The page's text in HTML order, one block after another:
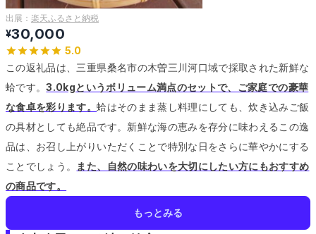
出展： 楽天ふるさと納税
¥30,000
5.0
この返礼品は、三重県桑名市の木曽三川河口域で採取された新鮮な
蛤です。3.0kgというボリューム満点のセットで、ご家庭での豪華
な食卓を彩ります。蛤はそのまま蒸し料理にしても、炊き込みご飯
の具材としても絶品です。 新鮮な海の恵みを存分に味わえるこの逸
品は、お召し上がりいただくことで特別な日をさらに華やかにする
ことでしょう。
また、自然の味わいを大切にしたい方にもおすすめ
の商品です。
もっとみる